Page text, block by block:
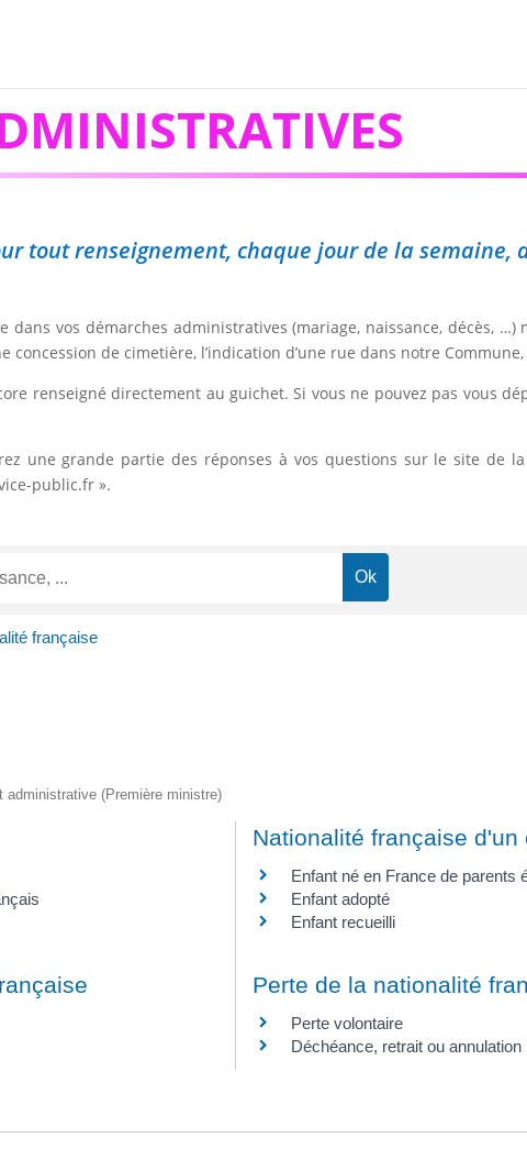
tout renseignement, chaque jour de la semaine,
vos démarches administratives (mariage, naissance, décès, …)
de cimetière, l’indication d’une rue dans notre
renseigné directement au guichet. Si vous ne pouvez pas vous
une grande partie des réponses à vos questions sur le site de
public.fr ».
française
administrative (Première ministre)
Nationalité française d'un
Enfant né en France de parents
Enfant adopté
Enfant recueilli
Perte de la nationalité
Perte volontaire
Déchéance, retrait ou annulation